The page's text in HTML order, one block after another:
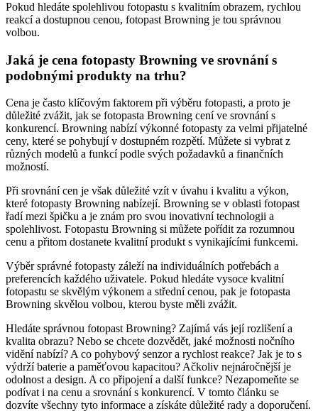
Pokud hledáte spolehlivou fotopastu s kvalitním obrazem, rychlou
reakcí a dostupnou cenou, fotopast Browning je tou správnou
volbou.
Jaká je cena fotopasty Browning ve srovnání s
podobnými produkty na trhu?
Cena je často klíčovým faktorem při výběru fotopasti, a proto je
důležité zvážit, jak se fotopasta Browning cení ve srovnání s
konkurencí. Browning nabízí výkonné fotopasty za velmi přijatelné
ceny, které se pohybují v dostupném rozpětí. Můžete si vybrat z
různých modelů a funkcí podle svých požadavků a finančních
možností.
Při srovnání cen je však důležité vzít v úvahu i kvalitu a výkon,
které fotopasty Browning nabízejí. Browning se v oblasti fotopast
řadí mezi špičku a je znám pro svou inovativní technologii a
spolehlivost. Fotopastu Browning si můžete pořídit za rozumnou
cenu a přitom dostanete kvalitní produkt s vynikajícími funkcemi.
Výběr správné fotopasty záleží na individuálních potřebách a
preferencích každého uživatele. Pokud hledáte vysoce kvalitní
fotopastu se skvělým výkonem a střední cenou, pak je fotopasta
Browning skvělou volbou, kterou byste měli zvážit.
Hledáte správnou fotopast Browning? Zajímá vás její rozlišení a
kvalita obrazu? Nebo se chcete dozvědět, jaké možnosti nočního
vidění nabízí? A co pohybový senzor a rychlost reakce? Jak je to s
výdrží baterie a paměťovou kapacitou? Ačkoliv nejnáročnější je
odolnost a design. A co připojení a další funkce? Nezapomeňte se
podívat i na cenu a srovnání s konkurencí. V tomto článku se
dozvíte všechny tyto informace a získáte důležité rady a doporučení.